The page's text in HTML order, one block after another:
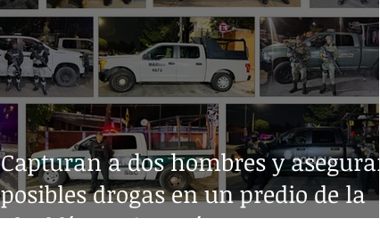
Capturan a dos hombres y aseguran
posibles drogas en un predio de la
alcaldía Benito Juárez